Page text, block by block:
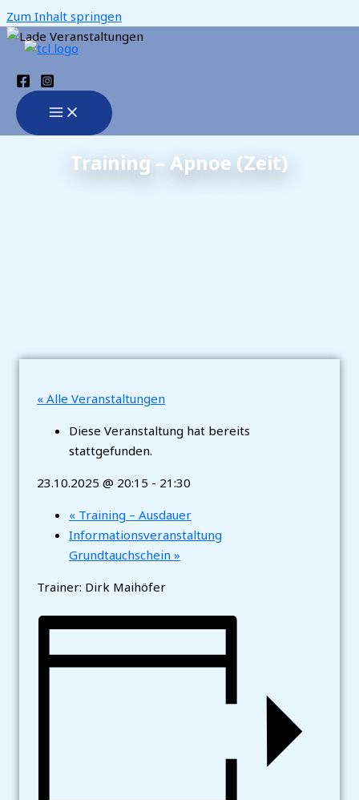
Zum Inhalt springen
Training – Apnoe (Zeit)
« Alle Veranstaltungen
Diese Veranstaltung hat bereits
stattgefunden.
23.10.2025 @ 20:15 - 21:30
« Training – Ausdauer
Informationsveranstaltung
Grundtauchschein »
Trainer: Dirk Maihöfer